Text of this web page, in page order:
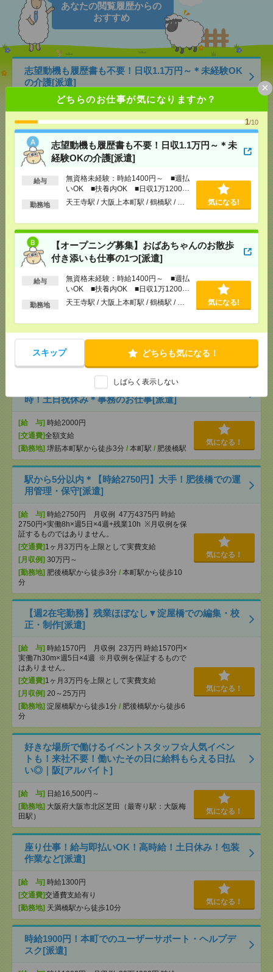
どちらのお仕事が気になりますか？
1/10
志望動機も履歴書も不要！日収1.1万円～＊未
経験OKの介護[派遣]
給与
無資格未経験：時給1400円～ ■週払
いOK ■扶養内OK ■日収1万1200円
以上
勤務地 天王寺駅 / 大阪上本町駅 / 鶴橋駅 / … 気になる!
【オープニング募集】おばあちゃんのお散歩
付き添いも仕事の1つ[派遣]
給与
無資格未経験：時給1400円～ ■週払
いOK ■扶養内OK ■日収1万1200円
以上
勤務地 天王寺駅 / 大阪上本町駅 / 鶴橋駅 / … 気になる!
スキップ どちらも気になる！
しばらく表示しない
×
あなたの閲覧履歴からの
おすすめ
志望動機も履歴書も不要！日収1.1万円～＊未経験OK
の介護[派遣]
無資格未経験：時給1400円～ ■週払い
[交通費]交通費全額支給
[勤務地]
天王寺駅/大阪上本町駅 / 鶴橋駅 / …
気になる！
いも仕事の1つ[派遣]
[給 与]無資格未経験：時給1400円～ ■週払い
[交通費]交通費全額支給
[勤務地]
天王寺駅/大阪上本町駅/鶴橋駅/…
気になる！
【高時給2000円】マイカー通勤OK！長期！サポート
案内のお仕事[派遣]
[給 与]時給2000円 月収例 300,000円+残業代
[交通費]全額支給
[月収例]30万円～
[勤務地]西梅田駅から徒歩3分
大阪駅から民間バ
ス6分/梅田(地下鉄)駅
気になる！
【高時給2000円】大手！長期！残業なし〇17時台定
時！土日祝休み＊事務のお仕事[派遣]
[給 与] 時給2000円
[交通費]全額支給
[勤務地] 堺筋本町駅から徒歩3分 / 本町駅 / 肥後橋駅
気になる！
駅から5分以内＊【時給2750円】大手！肥後橋での運
用管理・保守[派遣]
[給 与] 時給2750円 月収例 47万4375円 時給
2750円×実働8h×週5日×4週+残業10h ※月収例を保
証するものではありません。
[交通費] 1ヶ月3万円を上限として実費支給
[月収例] 30万円～
[勤務地] 肥後橋駅から徒歩3分 / 本町駅から徒歩10
分
気になる！
【週2在宅勤務】残業ほぼなし▼淀屋橋での編集・校
正・制作[派遣]
[給 与] 時給1570円 月収例 23万円 時給1570円×
実働7h30m×週5日×4週 ※月収例を保証するもので
はありません。
[交通費] 1ヶ月3万円を上限として実費支給
[月収例] 20～25万円
[勤務地] 淀屋橋駅から徒歩1分 / 肥後橋駅から徒歩6
分
気になる！
好きな場所で働けるイベントスタッフ☆人気イベン
トも！来社不要！働いたその日に給料もらえる日払
い◎｜阪[アルバイト]
[給 与] 日給16,500円～
[勤務地] 大阪府大阪市北区芝田（最寄り駅：大阪梅
田駅）
気になる！
座り仕事！給与即払いOK！高時給！土日休み！包装
作業など[派遣]
[給 与] 時給1300円
[交通費]交通費支給有り
[勤務地] 天満橋駅から徒歩10分
気になる！
時給1900円！本町でのユーザーサポート・ヘルプデ
スク[派遣]